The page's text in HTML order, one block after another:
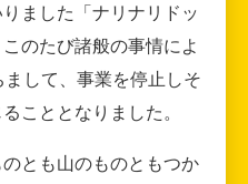
ました「ナリナリドッ
のたび諸般の事情によ
して、事業を停止しそ
こととなりました。
とも山のものともつか